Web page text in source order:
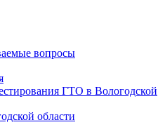
вопросы
ГТО в Вологодской
области